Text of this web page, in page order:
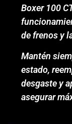
Boxer 100
de frenos y
Mantén
estado,
desgaste y
asegurar